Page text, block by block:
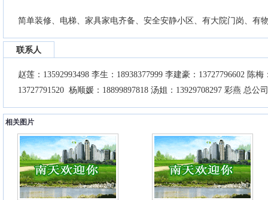
简单装修、电梯、家具家电齐备、安全安静小区、有大院门岗、有
联系人
赵莲：13592993498 李生：18938377999 李建豪：13727796602 陈梅
13727791520 杨顺媛：18899897818 汤姐：13929708297 彩燕 总公
相关图片